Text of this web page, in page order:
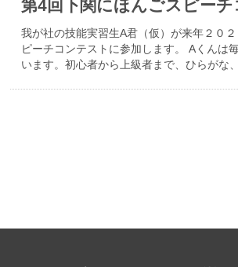
第4回下関にほんごスピーチ
我が社の技能実習生A君（仮）が来年２０
ピーチコンテストに参加します。 Aくんは
います。初心者から上級者まで、ひらがな